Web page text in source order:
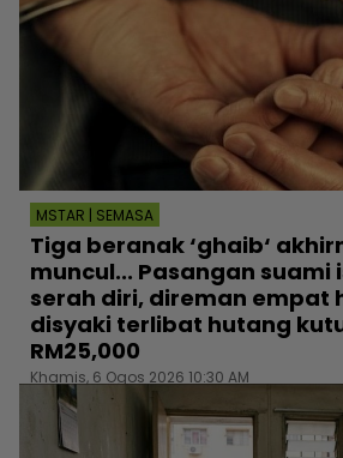
MSTAR | SEMASA
Tiga beranak ‘ghaib‘
muncul... Pasangan suami
serah diri, direman empat
disyaki terlibat hutang
RM25,000
Khamis, 6 Ogos 2026 10:30 AM